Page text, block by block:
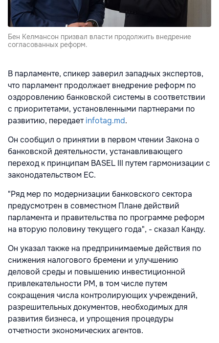
Бен Келмансон призвал власти продолжить внедрение
согласованных реформ.
В парламенте, спикер заверил западных экспертов,
что парламент продолжает внедрение реформ по
оздоровлению банковской системы в соответствии
с приоритетами, установленными партнерами по
развитию, передаетinfotag.md.
Он сообщил о принятии в первом чтении Закона о
банковской деятельности, устанавливающего
переход к принципам BASEL III путем гармонизации с
законодательством ЕС.
"Ряд мер по модернизации банковского сектора
предусмотрен в совместном Плане действий
парламента и правительства по программе реформ
на вторую половину текущего года", - сказал Канду.
Он указал также на предпринимаемые действия по
снижения налогового бремени и улучшению
деловой среды и повышению инвестиционной
привлекательности РМ, в том числе путем
сокращения числа контролирующих учреждений,
разрешительных документов, необходимых для
развития бизнеса, и упрощения процедуры
отчетности экономических агентов.